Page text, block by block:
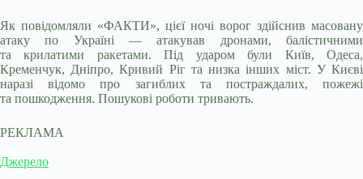
Як повідомляли «ФАКТИ», цієї ночі ворог здійснив масовану
атаку по Україні — атакував дронами, балістичними
та крилатими ракетами. Під ударом були Київ, Одеса,
Кременчук, Дніпро, Кривий Ріг та низка інших міст. У Києві
наразі відомо про загиблих та постраждалих, пожежі
та пошкодження. Пошукові роботи тривають.
РЕКЛАМА
Джерело